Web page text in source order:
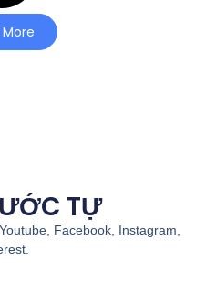
TỰ
Facebook, Instagram,